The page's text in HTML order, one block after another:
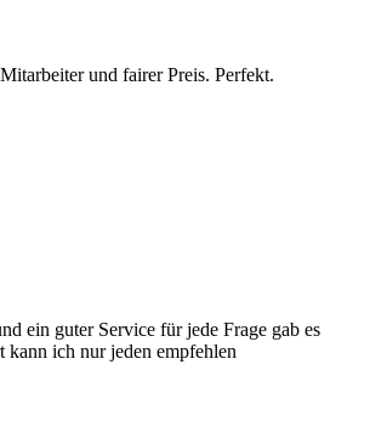
und fairer Preis. Perfekt.
ein guter Service für jede Frage gab es
kann ich nur jeden empfehlen